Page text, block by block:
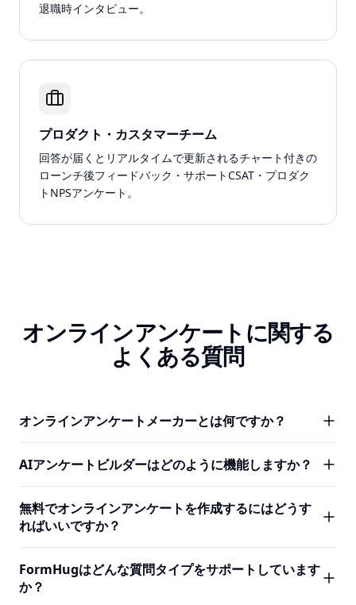
退職時インタビュー。
プロダクト・カスタマーチーム
回答が届くとリアルタイムで更新されるチャート付きの
ローンチ後フィードバック・サポートCSAT・プロダク
トNPSアンケート。
オンラインアンケートに関する
よくある質問
オンラインアンケートメーカーとは何ですか？
由回答・複数選択などの構造化された回答を収集するデジ
タルアンケートを作成するツールです。FormHugはコーデ
ィングなしでアンケートを作成・公開・分析できる無料の
オンラインアンケートメーカーです。顧客フィードバック
の収集・従業員満足度の測定・市場調査・イベント意見の
収集に使用できます。
AIアンケートビルダーはどのように機能しますか？
ファレンスのイベント後フィードバックアンケート」。
FormHugのAIが完全なアンケートを生成します：質問の順
序・適切なフィールドタイプ・選択式質問の回答選択肢・
関係のないセクションをスキップするロジック。公開前に
何でも確認・調整できます。
無料でオンラインアンケートを作成するにはどうす
ればいいですか？
明すると、AIが数秒で完全なアンケートを作成します — 質
問・フィールドタイプ・回答選択肢・ロジック。フリープ
FormHugはどんな質問タイプをサポートしています
か？